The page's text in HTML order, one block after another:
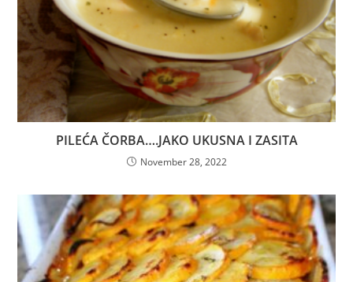
PILEĆA ČORBA….JAKO UKUSNA I ZASITA
November 28, 2022